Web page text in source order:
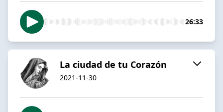
26:33
La ciudad de tu Corazón
2021-11-30